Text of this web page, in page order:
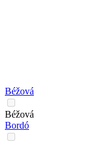
Béžová
Béžová
Bordó